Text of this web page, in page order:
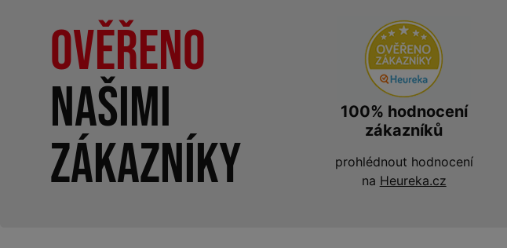
Ověřeno
našimi
zákazníky
100% hodnocení
zákazníků
prohlédnout hodnocení
na Heureka.cz